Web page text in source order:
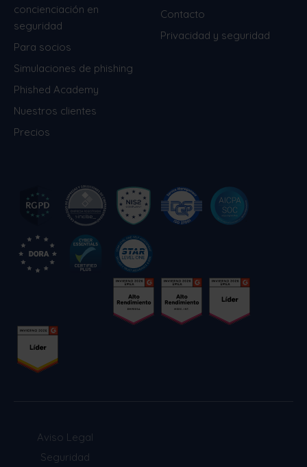
concienciación en
seguridad
Para socios
Simulaciones de phishing
Phished Academy
Nuestros clientes
Precios
Contacto
Privacidad y seguridad
Seguridad
Aviso Legal